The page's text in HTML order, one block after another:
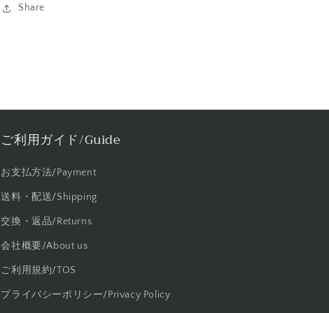
Share
ご利用ガイド/Guide
お支払方法/Payment
送料・配送/Shipping
交換・返品/Returns
会社概要/About us
ご利用規約/TOS
プライバシーポリシー/Privacy Policy